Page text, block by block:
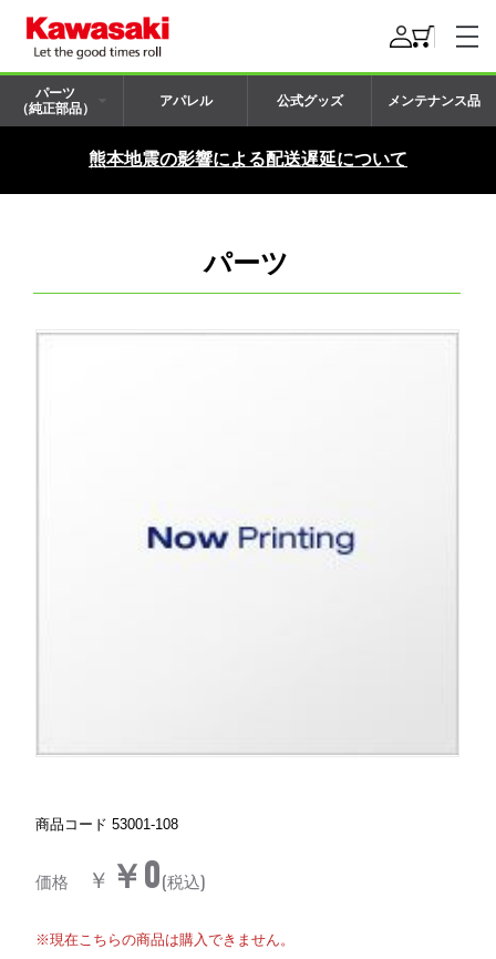
パーツ
（純正部品）
アパレル 公式グッズ メンテナンス品
熊本地震の影響による配送遅延について
パーツ
商品コード 53001-108
価格 ￥ ￥0(税込)
※現在こちらの商品は購入できません。